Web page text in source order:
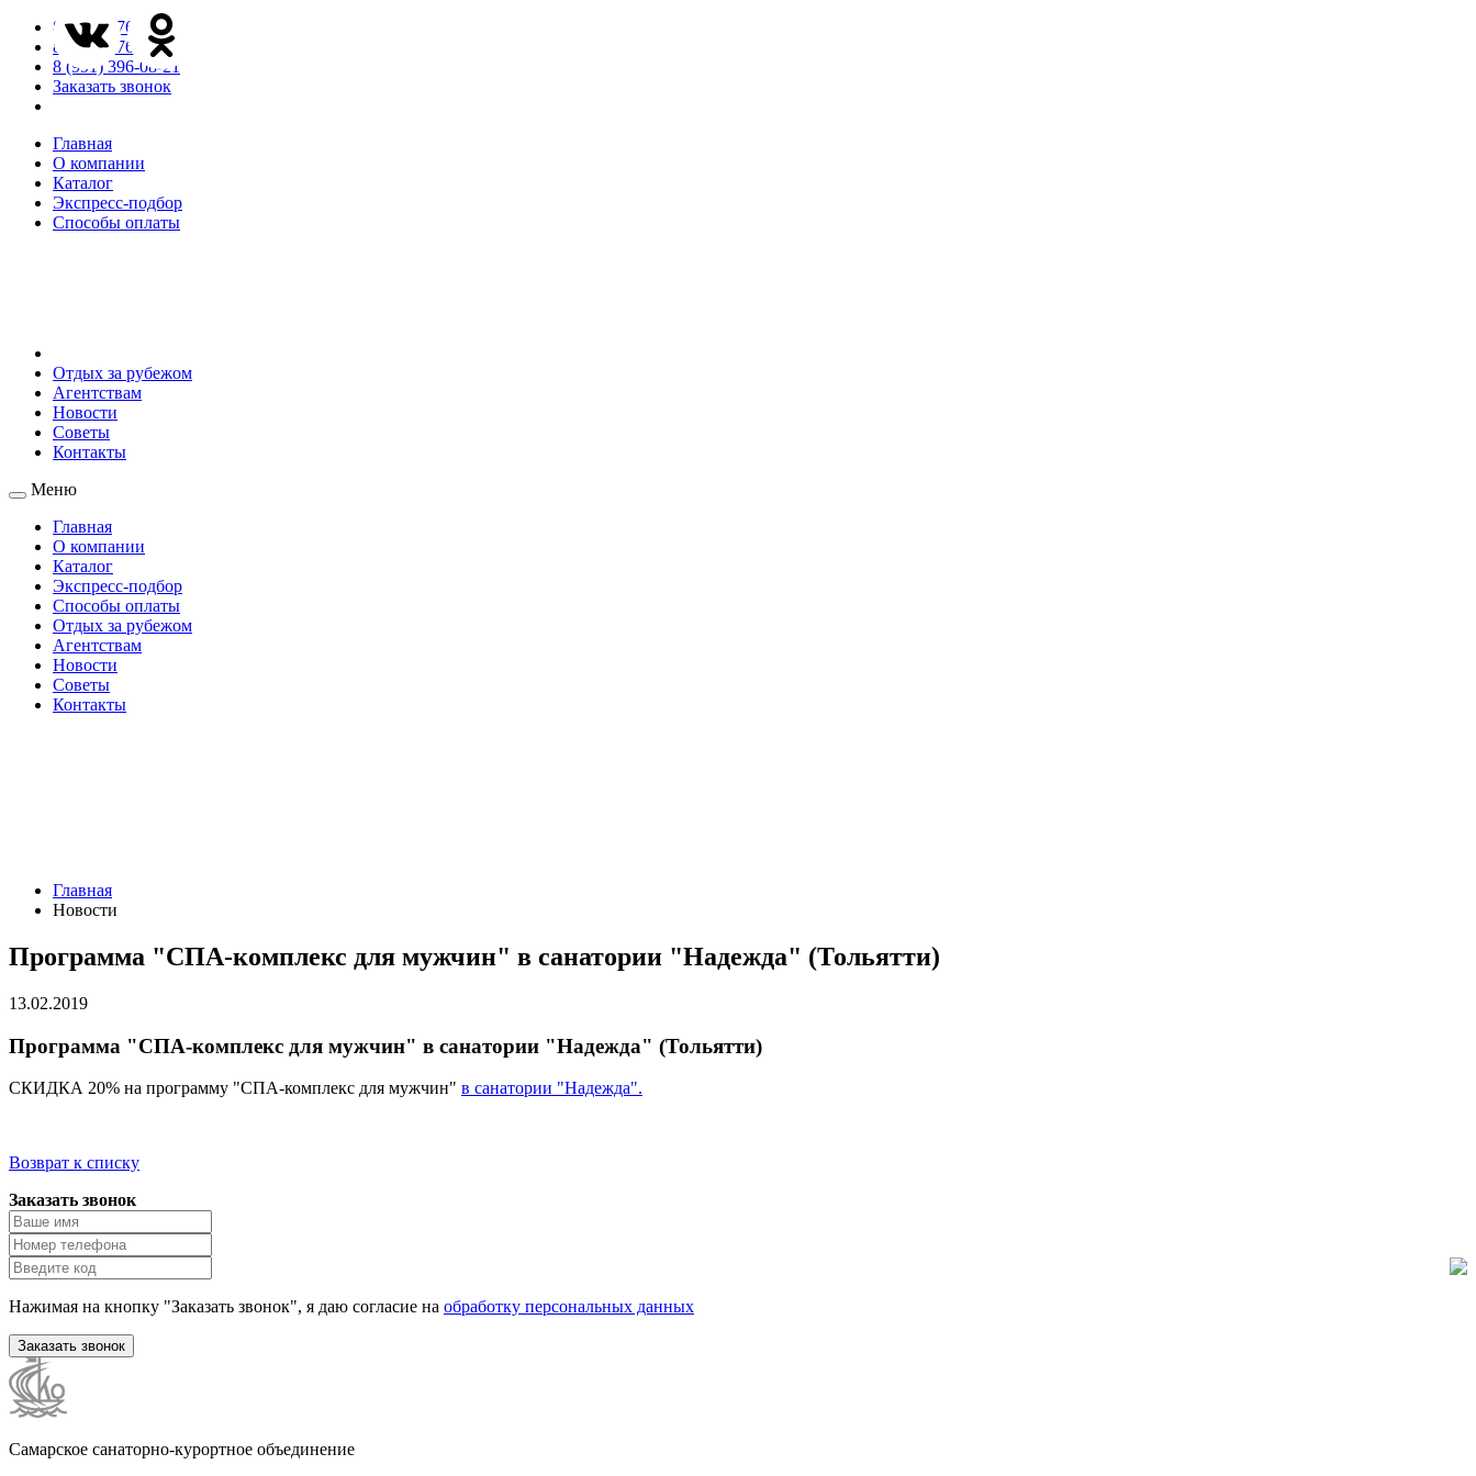
8 (846) 276-85-65
8 (846) 276-85-66
8 (991) 396-08-21
Заказать звонок
Главная
О компании
Каталог
Экспресс-подбор
Способы оплаты
Отдых за рубежом
Агентствам
Новости
Советы
Контакты
Меню
Главная
О компании
Каталог
Экспресс-подбор
Способы оплаты
Отдых за рубежом
Агентствам
Новости
Советы
Контакты
Главная
Новости
Программа "СПА-комплекс для мужчин" в санатории "Надежда" (Тольятти)
13.02.2019
Программа "СПА-комплекс для мужчин" в санатории "Надежда" (Тольятти)
СКИДКА 20% на программу "СПА-комплекс для мужчин" в санатории "Надежда".
Возврат к списку
Заказать звонок
Нажимая на кнопку "Заказать звонок", я даю согласие на обработку персональных данных
Заказать звонок
Самарское санаторно-курортное объединение